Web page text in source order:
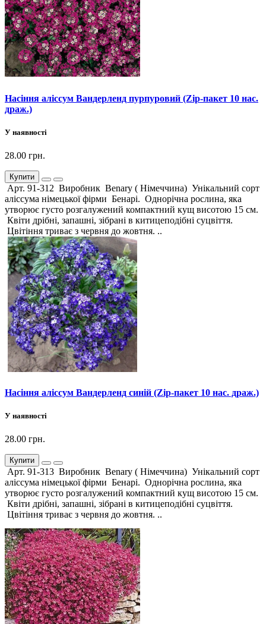
Насіння аліссум Вандерленд пурпуровий (Zip-пакет 10 нас.
драж.)
У наявності
28.00 грн.
Купити
Арт. 91-312 Виробник Benary ( Німеччина) Унікальний сорт
аліссума німецької фірми Бенарі. Однорічна рослина, яка
утворює густо розгалужений компактний кущ висотою 15 см.
Квіти дрібні, запашні, зібрані в китицеподібні суцвіття.
Цвітіння триває з червня до жовтня. ..
Насіння аліссум Вандерленд синій (Zip-пакет 10 нас. драж.)
У наявності
28.00 грн.
Купити
Арт. 91-313 Виробник Benary ( Німеччина) Унікальний сорт
аліссума німецької фірми Бенарі. Однорічна рослина, яка
утворює густо розгалужений компактний кущ висотою 15 см.
Квіти дрібні, запашні, зібрані в китицеподібні суцвіття.
Цвітіння триває з червня до жовтня. ..